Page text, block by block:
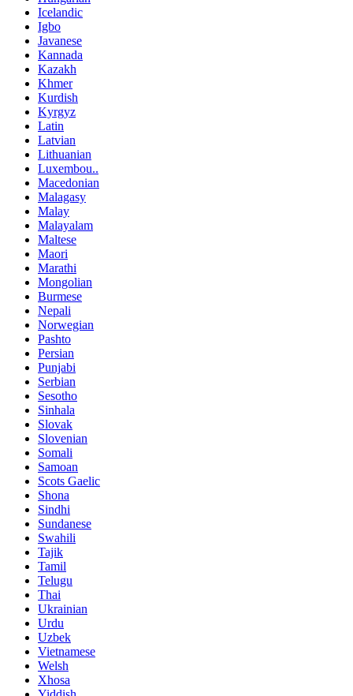
Icelandic
Igbo
Javanese
Kannada
Kazakh
Khmer
Kurdish
Kyrgyz
Latin
Latvian
Lithuanian
Luxembou..
Macedonian
Malagasy
Malay
Malayalam
Maltese
Maori
Marathi
Mongolian
Burmese
Nepali
Norwegian
Pashto
Persian
Punjabi
Serbian
Sesotho
Sinhala
Slovak
Slovenian
Somali
Samoan
Scots Gaelic
Shona
Sindhi
Sundanese
Swahili
Tajik
Tamil
Telugu
Thai
Ukrainian
Urdu
Uzbek
Vietnamese
Welsh
Xhosa